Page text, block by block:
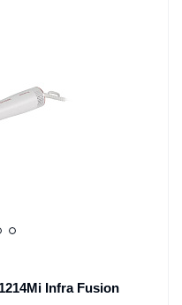
Infra Fusion